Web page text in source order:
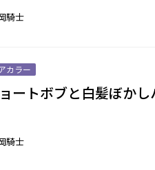
騎士
カラー
ートボブと白髪ぼか
騎士